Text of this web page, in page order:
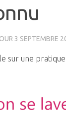
3 SEPTEMBRE
sur une